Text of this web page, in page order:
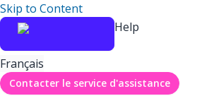
Skip to Content
Help
Français
Contacter le service d'assistance